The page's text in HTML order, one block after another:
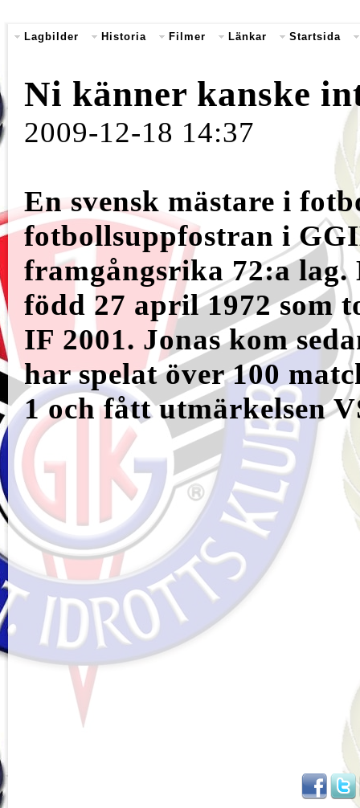
Lagbilder Historia Filmer Länkar Startsida
Ni känner kanske
2009-12-18 14:37
En svensk mästare i
fotbollsuppfostran i
framgångsrika 72:a
född 27 april 1972 som
IF 2001. Jonas kom
har spelat över 100
1 och fått utmärkelsen